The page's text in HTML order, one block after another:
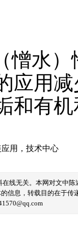
憎水
应用
和有
用 ， 技术中心
在线无关。本网对文中
信息，转载目的在于